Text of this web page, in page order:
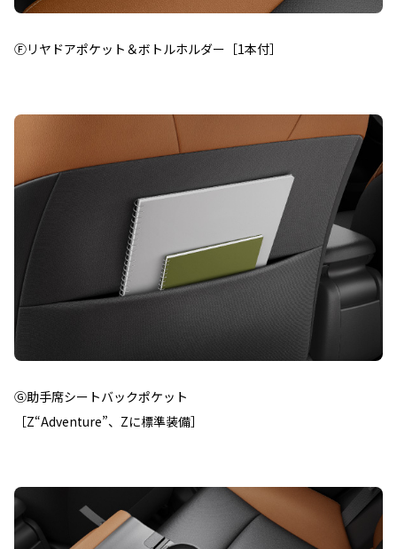
Ⓕリヤドアポケット＆ボトルホルダー［1本付］
Ⓖ助手席シートバックポケット
［Z“Adventure”、Zに標準装備］